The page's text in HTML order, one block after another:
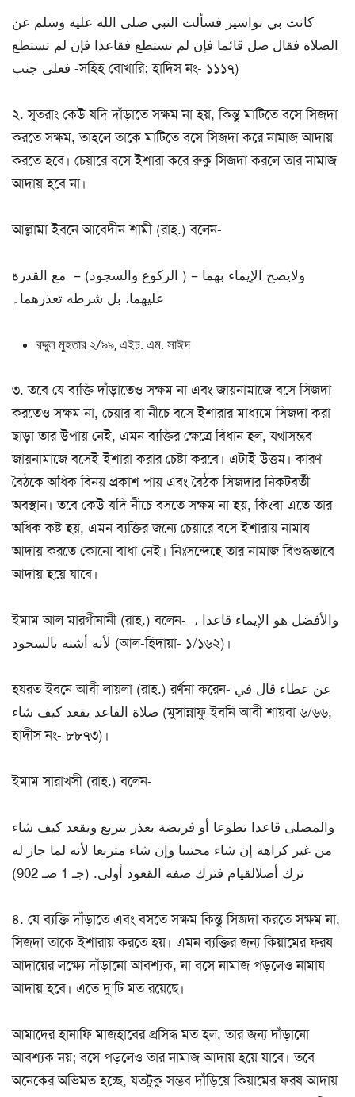
كانت بي بواسير فسألت النبي صلى الله عليه وسلم عن
الصلاة فقال صل قائما فإن لم تستطع فقاعدا فإن لم تستطع
فعلى جنب -সহিহ বোখারি; হাদিস নং- ১১১৭)
২. সুতরাং কেউ যদি দাঁড়াতে সক্ষম না হয়, কিন্তু মাটিতে বসে সিজদা
করতে সক্ষম, তাহলে তাকে মাটিতে বসে সিজদা করে নামাজ আদায়
করতে হবে। চেয়ারে বসে ইশারা করে রুকু সিজদা করলে তার নামাজ
আদায় হবে না।
আল্লামা ইবনে আবেদীন শামী (রাহ.) বলেন-
ولايصح الإيماء بهما – ( الركوع والسجود) – مع القدرة
عليهما، بل شرطه تعذرهما۔
রদ্দুল মুহতার ২/৯৯, এইচ. এম. সাঈদ
৩. তবে যে ব্যক্তি দাঁড়াতেও সক্ষম না এবং জায়নামাজে বসে সিজদা
করতেও সক্ষম না, চেয়ার বা নীচে বসে ইশারার মাধ্যমে সিজদা করা
ছাড়া তার উপায় নেই, এমন ব্যক্তির ক্ষেত্রে বিধান হল, যথাসম্ভব
জায়নামাজে বসেই ইশারা করার চেষ্টা করবে। এটাই উত্তম। কারণ
বৈঠকে অধিক বিনয় প্রকাশ পায় এবং বৈঠক সিজদার নিকটবর্তী
অবস্থান। তবে কেউ যদি নীচে বসতে সক্ষম না হয়, কিংবা এতে তার
অধিক কষ্ট হয়, এমন ব্যক্তির জন্যে চেয়ারে বসে ইশারায় নামায
আদায় করতে কোনো বাধা নেই। নিঃসন্দেহে তার নামাজ বিশুদ্ধভাবে
আদায় হয়ে যাবে।
ইমাম আল মারগীনানী (রাহ.) বলেন- والأفضل هو الإيماء قاعدا ،
لأنه أشبه بالسجود (আল-হিদায়া- ১/১৬২)।
হযরত ইবনে আবী লায়লা (রাহ.) রর্ণনা করেন- عن عطاء قال في
صلاة القاعد يقعد كيف شاء (মুসান্নাফু ইবনি আবী শায়বা ৬/৬৬,
হাদীস নং- ৮৮৭৩)।
ইমাম সারাখসী (রাহ.) বলেন-
والمصلى قاعدا تطوعا أو فريضة بعذر يتربع ويقعد كيف شاء
من غير كراهة إن شاء محتبيا وإن شاء متربعا لأنه لما جاز له
ترك أصلالقيام فترك صفة القعود أولى. (جـ 1 صـ 902)
৪. যে ব্যক্তি দাঁড়াতে এবং বসতে সক্ষম কিন্তু সিজদা করতে সক্ষম না,
সিজদা তাকে ইশারায় করতে হয়। এমন ব্যক্তির জন্য কিয়ামের ফরয
আদায়ের লক্ষ্যে দাঁড়ানো আবশ্যক, না বসে নামাজ পড়লেও নামায
আদায় হবে। এতে দু’টি মত রয়েছে।
আমাদের হানাফি মাজহাবের প্রসিদ্ধ মত হল, তার জন্য দাঁড়ানো
আবশ্যক নয়; বসে পড়লেও তার নামাজ আদায় হয়ে যাবে। তবে
অনেকের অভিমত হচ্ছে, যতটুকু সম্ভব দাঁড়িয়ে কিয়ামের ফরয আদায়